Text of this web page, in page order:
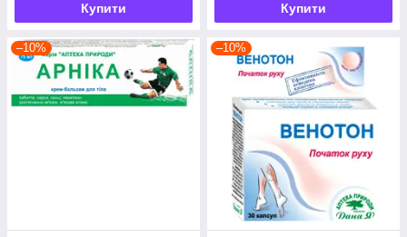
Купити Купити
–10% –10%